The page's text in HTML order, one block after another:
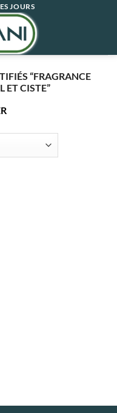
JOURS
“FRAGRANCE
ET CISTE”